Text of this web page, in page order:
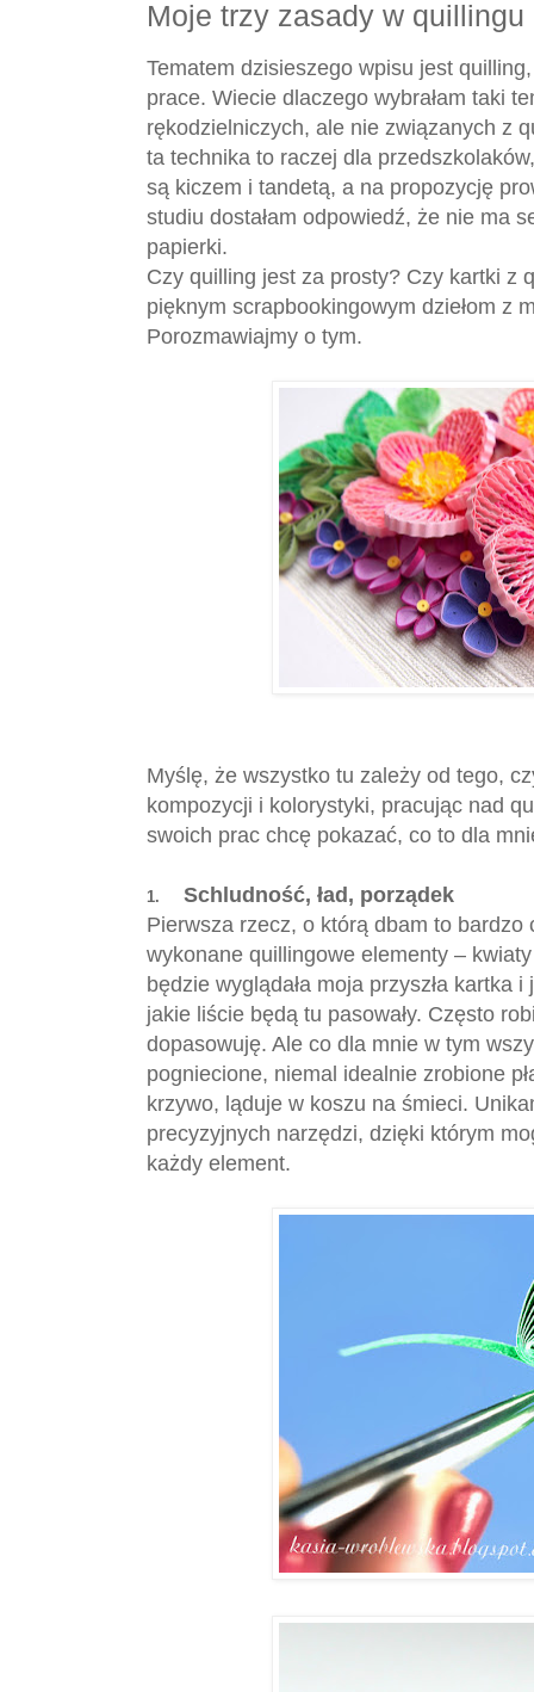
Moje trzy zasady w
Tematem dzisieszego wpisu jest
prace. Wiecie dlaczego wybrałam taki
rękodzielniczych, ale nie związanych z
ta technika to raczej dla
są kiczem i tandetą, a na propozycję
studiu dostałam odpowiedź, że nie ma
papierki.
Czy quilling jest za prosty? Czy kartki z
pięknym scrapbookingowym dziełom z
Porozmawiajmy o tym.
Myślę, że wszystko tu zależy od tego,
kompozycji i kolorystyki, pracując nad
swoich prac chcę pokazać, co to dla
1. Schludność, ład, porządek
Pierwsza rzecz, o którą dbam to
wykonane quillingowe elementy –
będzie wyglądała moja przyszła kartka
jakie liście będą tu pasowały. Często
dopasowuję. Ale co dla mnie w tym
pogniecione, niemal idealnie zrobione
krzywo, ląduje w koszu na śmieci.
precyzyjnych narzędzi, dzięki którym
każdy element.